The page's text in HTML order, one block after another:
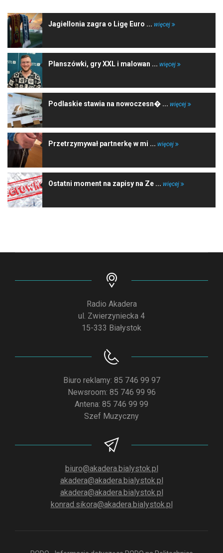
Jagiellonia zagra o Ligę Euro ... więcej
Planszówki, gry XXL i malowan ... więcej
Podlaskie stawia na nowoczesn� ... więcej
Przetrzymywał partnerkę w mi ... więcej
Ostatni moment na zapisy na Ze ... więcej
Radio Akadera
ul. Zwierzyniecka 4
15-333 Białystok
Biuro reklamy: 85 746 99 97
Newsroom: 85 746 99 96
Antena: 85 746 99 99
Szef Muzyczny
biuro@akadera.bialystok.pl
akadera@akadera.bialystok.pl
akadera@akadera.bialystok.pl
konrad.sikora@akadera.bialystok.pl